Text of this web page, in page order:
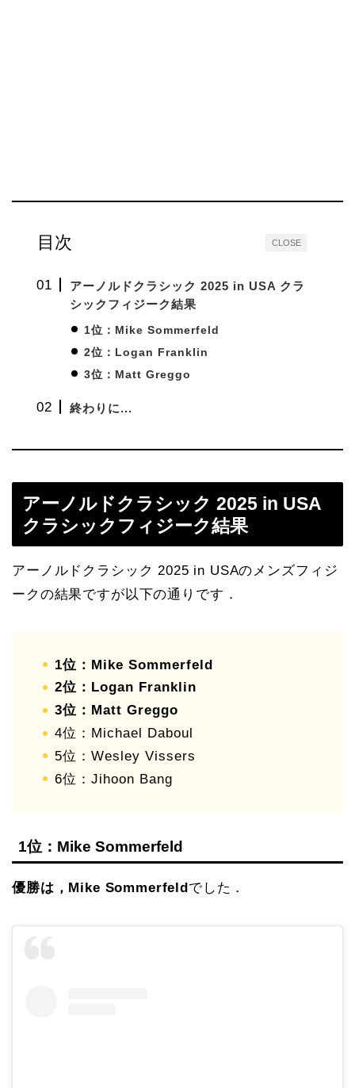
CLOSE
目次
アーノルドクラシック 2025 in USA クラ
シックフィジーク結果
1位：Mike Sommerfeld
2位：Logan Franklin
3位：Matt Greggo
終わりに...
アーノルドクラシック 2025 in USA
クラシックフィジーク結果
アーノルドクラシック 2025 in USAのメンズフィジ
ークの結果ですが以下の通りです．
1位：Mike Sommerfeld
2位：Logan Franklin
3位：Matt Greggo
4位：Michael Daboul
5位：Wesley Vissers
6位：Jihoon Bang
1位：Mike Sommerfeld
優勝は，Mike Sommerfeldでした．